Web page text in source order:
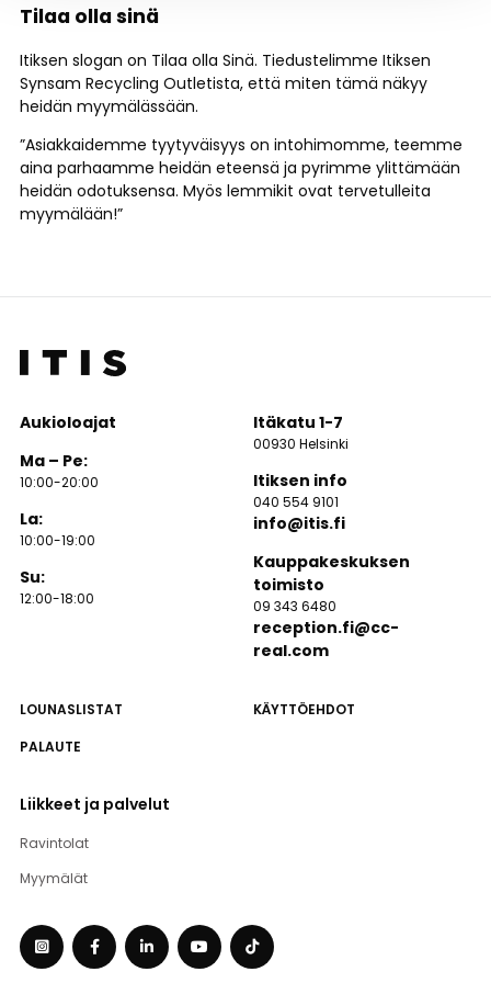
Tilaa olla sinä
Itiksen slogan on Tilaa olla Sinä. Tiedustelimme Itiksen
Synsam Recycling Outletista, että miten tämä näkyy
heidän myymälässään.
”Asiakkaidemme tyytyväisyys on intohimomme, teemme
aina parhaamme heidän eteensä ja pyrimme ylittämään
heidän odotuksensa. Myös lemmikit ovat tervetulleita
myymälään!”
LOUNASLISTAT
KÄYTTÖEHDOT
PALAUTE
Liikkeet ja palvelut
Ravintolat
Myymälät
Aukioloajat
Ma – Pe:
10:00-20:00
La:
10:00-19:00
Su:
12:00-18:00
Itäkatu 1-7
00930 Helsinki
Itiksen info
040 554 9101
info@itis.fi
Kauppakeskuksen
toimisto
09 343 6480
reception.fi@cc-
real.com